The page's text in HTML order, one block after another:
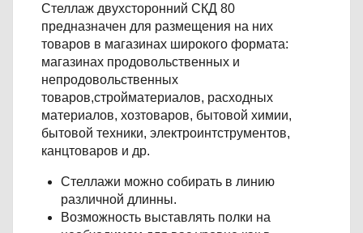
Стеллаж двухсторонний СКД 80
предназначен для размещения на них
товаров в магазинах широкого формата:
магазинах продовольственных и
непродовольственных
товаров,стройматериалов, расходных
материалов, хозтоваров, бытовой химии,
бытовой техники, электроинтструментов,
канцтоваров и др.
Стеллажи можно собирать в линию
различной длинны.
Возможность выставлять полки на